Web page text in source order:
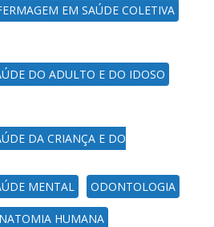
EM SAÚDE COLETIVA
DO ADULTO E DO IDOSO
DA CRIANÇA E DO
MENTAL ODONTOLOGIA
HUMANA